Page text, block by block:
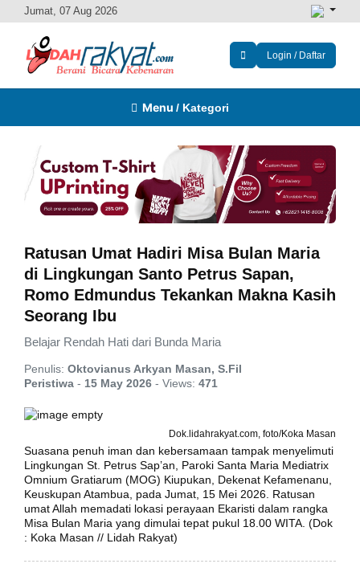
Jumat, 07 Aug 2026
Login / Daftar
Menu / Kategori
Ratusan Umat Hadiri Misa Bulan Maria
di Lingkungan Santo Petrus Sapan,
Romo Edmundus Tekankan Makna Kasih
Seorang Ibu
Belajar Rendah Hati dari Bunda Maria
Penulis: Oktovianus Arkyan Masan, S.Fil
Peristiwa - 15 May 2026 - Views: 471
Dok.lidahrakyat.com, foto/Koka Masan
Suasana penuh iman dan kebersamaan tampak menyelimuti
Lingkungan St. Petrus Sap’an, Paroki Santa Maria Mediatrix
Omnium Gratiarum (MOG) Kiupukan, Dekenat Kefamenanu,
Keuskupan Atambua, pada Jumat, 15 Mei 2026. Ratusan
umat Allah memadati lokasi perayaan Ekaristi dalam rangka
Misa Bulan Maria yang dimulai tepat pukul 18.00 WITA. (Dok
: Koka Masan // Lidah Rakyat)